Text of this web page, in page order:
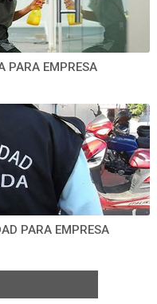
PARA EMPRESA
PARA EMPRESA